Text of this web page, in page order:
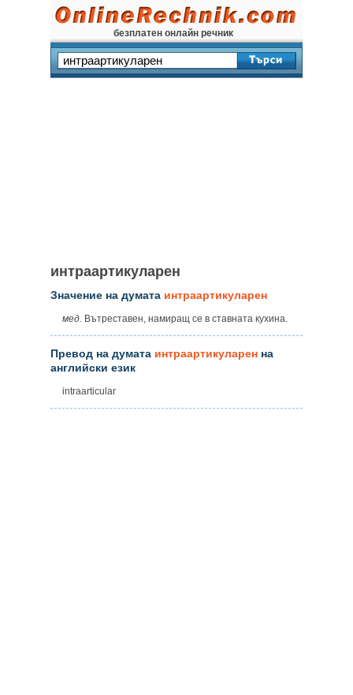
безплатен онлайн речник
интраартикуларен
Значение на думата интраартикуларен
мед. Вътреставен, намиращ се в ставната кухина.
Превод на думата интраартикуларен на
английски език
intraarticular